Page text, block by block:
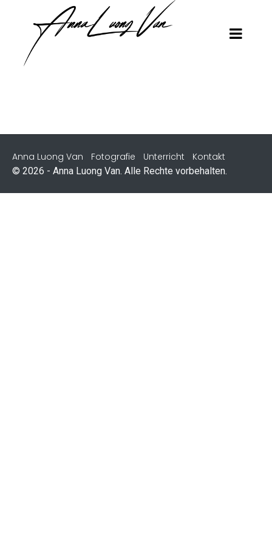
Anna Luong Van Fotografie Unterricht Kontakt
© 2026 - Anna Luong Van. Alle Rechte vorbehalten.